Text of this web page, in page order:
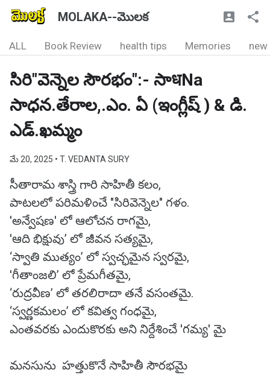
MOLAKA--మొలక
ALL Book Review health tips Memories new
సిరి"వెన్నెల సౌరభం":- సాधNa
సాధన.తేరాల,.ఎం. ఏ (ఇంగ్లీష్ ) & డి.
ఎడ్.ఖమ్మం
మే 20, 2025 • T. VEDANTA SURY
సీతారామ శాస్త్రి గారి సాహితీ కలం,
పాటలలో పరిమళించే "సిరివెన్నెల" గళం.
'అన్వేషణ' లో ఆలోచన రాగమై,
'ఆది భిక్షువు’ లో జీవన సత్యమై,
‘స్వాతి ముత్యం’ లో స్వచ్ఛమైన స్వరమై,
'గీతాంజలి’ లో ప్రేమగీతమై,
‘రుద్రవీణ’ లో తరలిరాదా తనే వసంతమై.
‘స్వర్ణకమలం’ లో కవిత్వ గంధమై,
ఎంతవరకు ఎందుకొరకు అని నిర్దేశించే 'గమ్య' మై
మనసును హత్తుకొనే సాహితీ సౌరభమై